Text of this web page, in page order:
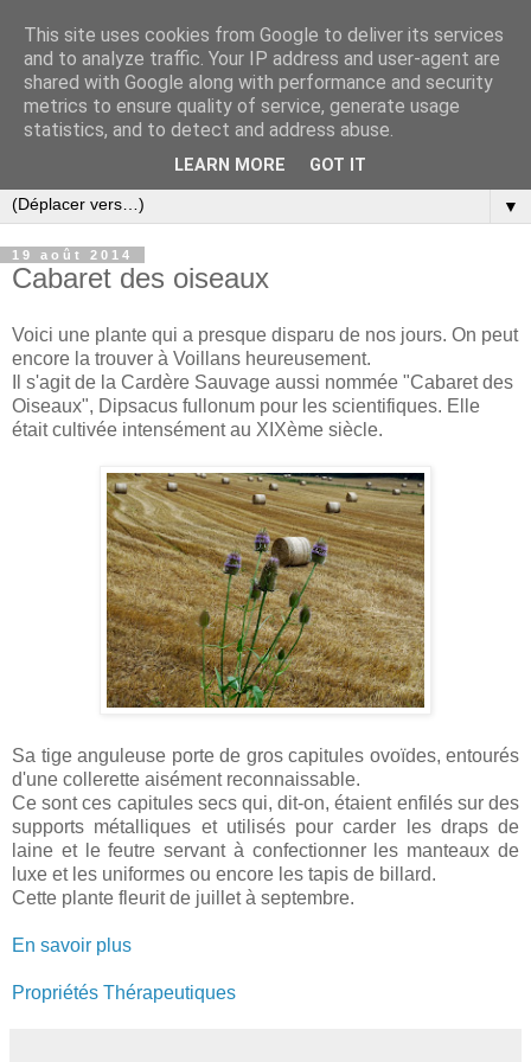
▼
19 août 2014
Cabaret des oiseaux
Voici une plante qui a presque disparu de nos jours. On peut
encore la trouver à Voillans heureusement.
Il s'agit de la Cardère Sauvage aussi nommée "Cabaret des
Oiseaux", Dipsacus fullonum pour les scientifiques. Elle
était cultivée intensément au XIXème siècle.
Sa tige anguleuse porte de gros capitules ovoïdes, entourés
d'une collerette aisément reconnaissable.
Ce sont ces capitules secs qui, dit-on, étaient enfilés sur des
supports métalliques et utilisés pour carder les draps de
laine et le feutre servant à confectionner les manteaux de
luxe et les uniformes ou encore les tapis de billard.
Cette plante fleurit de juillet à septembre.
En savoir plus
Propriétés Thérapeutiques
This site uses cookies from Google to deliver its services
and to analyze traffic. Your IP address and user-agent are
shared with Google along with performance and security
metrics to ensure quality of service, generate usage
statistics, and to detect and address abuse.
LEARN MORE GOT IT